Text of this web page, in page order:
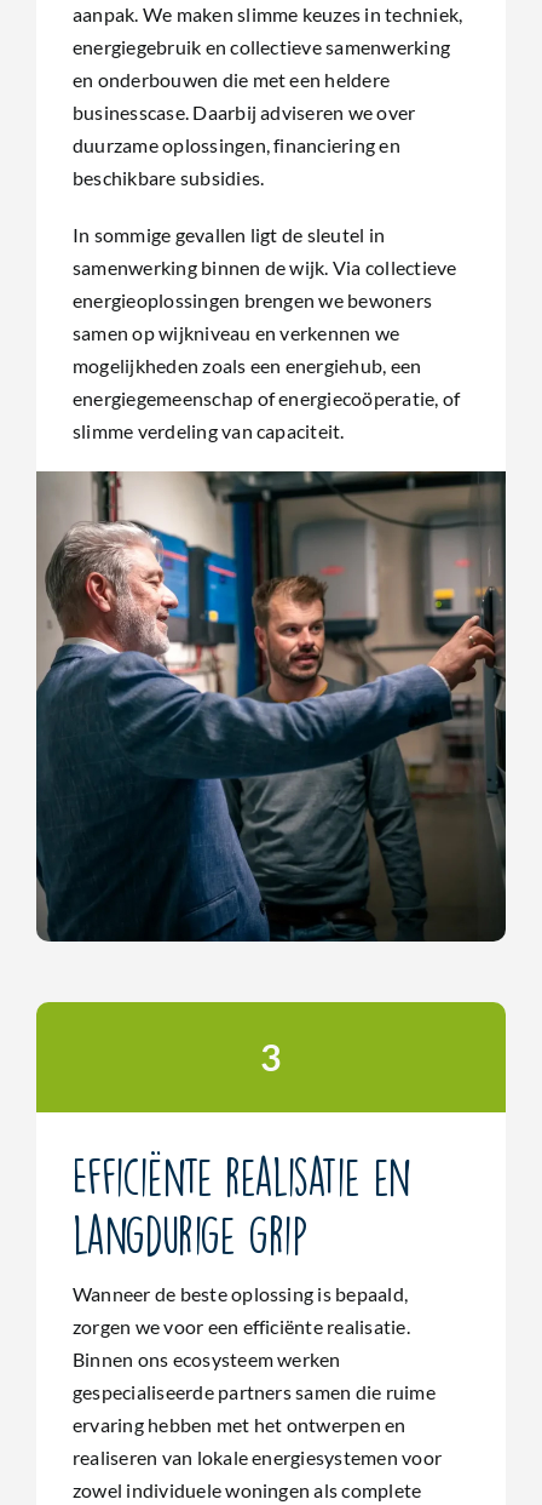
aanpak. We maken slimme keuzes in techniek,
energiegebruik en collectieve samenwerking
en onderbouwen die met een heldere
businesscase. Daarbij adviseren we over
duurzame oplossingen, financiering en
beschikbare subsidies.
In sommige gevallen ligt de sleutel in
samenwerking binnen de wijk. Via collectieve
energieoplossingen brengen we bewoners
samen op wijkniveau en verkennen we
mogelijkheden zoals een energiehub, een
energiegemeenschap of energiecoöperatie, of
slimme verdeling van capaciteit.
3
Efficiënte realisatie en
langdurige grip
Wanneer de beste oplossing is bepaald,
zorgen we voor een efficiënte realisatie.
Binnen ons ecosysteem werken
gespecialiseerde partners samen die ruime
ervaring hebben met het ontwerpen en
realiseren van lokale energiesystemen voor
zowel individuele woningen als complete